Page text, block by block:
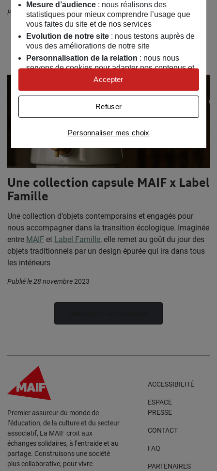
Publié le 22 avril2024
Découvrir la sélection
Une collection capsule MAIF x Label
Famille
Une collection d’objets contemporains et engagés pour
nous accompagner dans la transition écologique. Imaginée
entre MAIF et Label Famille, elle remet au goût du jour des
objets traditionnels par un design épurée qui ira dans tous
les intérieurs
Publié le 28 novembre2023
Premier assureur du monde de
l’éducation, de la culture et du secteur
associatif, La MAIF croit aux
échanges solidaires, à l’entraide et au
partage. Construisons une société
plus collaborative, pour vivre
ACCESSIBILITÉ
ESPACE
PRESSE
CONTACT
FAQ
PARTENAIRES
Mesure d’audience: nous réalisons des
statistiques pour mieux comprendre l’usage que
vous faites du site et de nos services
Evolution de notre site: nous testons auprès de
vous des améliorations de notre site
Personnalisation de la relation : nous nous
servons de cookies pour adapter nos contenus et
personnaliser nos offres
Univers publicitaire: nous utilisons avec nos
publicités personnalisées
Personnaliser mes choix
Refuser
Accepter